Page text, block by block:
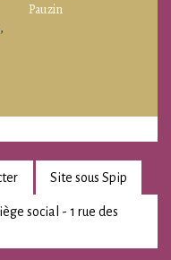
Pauzin
Site sous Spip
social - 1 rue des